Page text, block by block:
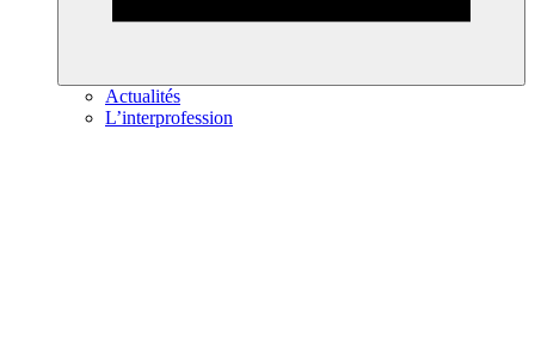
Actualités
L’interprofession